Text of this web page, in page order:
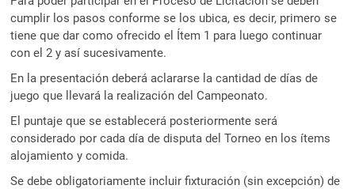
cumplir los pasos conforme se los ubica, es decir, primero se
tiene que dar como ofrecido el Ítem 1 para luego continuar
con el 2 y así sucesivamente.
En la presentación deberá aclararse la cantidad de días de
juego que llevará la realización del Campeonato.
El puntaje que se establecerá posteriormente será
considerado por cada día de disputa del Torneo en los ítems
alojamiento y comida.
Se debe obligatoriamente incluir fixturación (sin excepción) de